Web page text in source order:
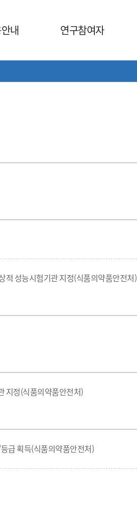
내 연구참여자
적 성능시험기관 지정(식품의약품안전처)
지정(식품의약품안전처)
급 획득(식품의약품안전처)